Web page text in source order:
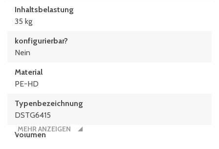
Inhaltsbelastung
35 kg
konfigurierbar?
Nein
Material
PE-HD
Typen­be­zeich­nung
DSTG6415
Volumen
MEHR ANZEIGEN